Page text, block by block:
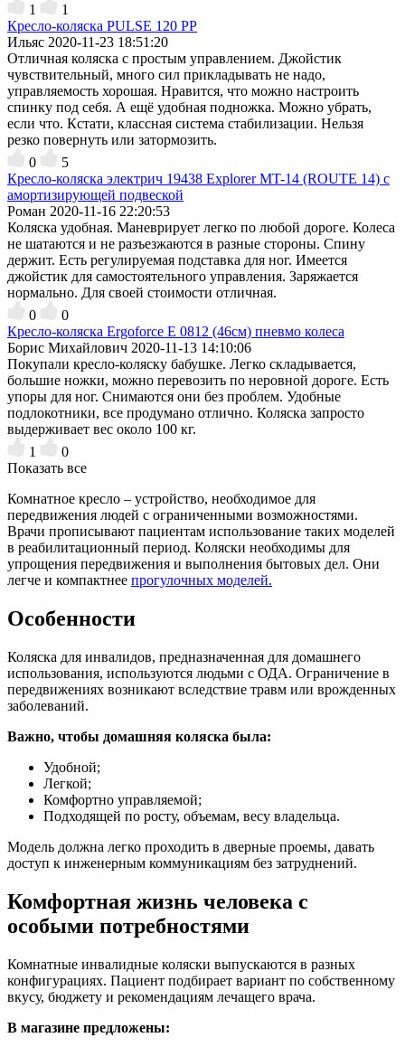
1
1
Кресло-коляска PULSE 120 РР
Ильяс 2020-11-23 18:51:20
Отличная коляска с простым управлением. Джойстик
чувствительный, много сил прикладывать не надо,
управляемость хорошая. Нравится, что можно настроить
спинку под себя. А ещё удобная подножка. Можно убрать,
если что. Кстати, классная система стабилизации. Нельзя
резко повернуть или затормозить.
0
5
Кресло-коляска электрич 19438 Explorer MT-14 (ROUTE 14) с
амортизирующей подвеской
Роман 2020-11-16 22:20:53
Коляска удобная. Маневрирует легко по любой дороге. Колеса
не шатаются и не разъезжаются в разные стороны. Спину
держит. Есть регулируемая подставка для ног. Имеется
джойстик для самостоятельного управления. Заряжается
нормально. Для своей стоимости отличная.
0
0
Кресло-коляска Ergoforce E 0812 (46см) пневмо колеса
Борис Михайлович 2020-11-13 14:10:06
Покупали кресло-коляску бабушке. Легко складывается,
большие ножки, можно перевозить по неровной дороге. Есть
упоры для ног. Снимаются они без проблем. Удобные
подлокотники, все продумано отлично. Коляска запросто
выдерживает вес около 100 кг.
1
0
Показать все
Комнатное кресло – устройство, необходимое для
передвижения людей с ограниченными возможностями.
Врачи прописывают пациентам использование таких моделей
в реабилитационный период. Коляски необходимы для
упрощения передвижения и выполнения бытовых дел. Они
легче и компактнее прогулочных моделей.
Особенности
Коляска для инвалидов, предназначенная для домашнего
использования, используются людьми с ОДА. Ограничение в
передвижениях возникают вследствие травм или врожденных
заболеваний.
Важно, чтобы домашняя коляска была:
Удобной;
Легкой;
Комфортно управляемой;
Подходящей по росту, объемам, весу владельца.
Модель должна легко проходить в дверные проемы, давать
доступ к инженерным коммуникациям без затруднений.
Комфортная жизнь человека с
особыми потребностями
Комнатные инвалидные коляски выпускаются в разных
конфигурациях. Пациент подбирает вариант по собственному
вкусу, бюджету и рекомендациям лечащего врача.
В магазине предложены: